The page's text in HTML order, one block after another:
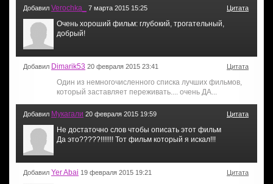
Добавил Verochka_ 7 марта 2015 15:25 Цитата
Очень хороший фильм: глубокий, трогательный,
добрый!
Добавил Dimarik53 20 февраля 2015 23:41 Цитата
Один из немногочисленного списка лучших фильмов,
который заставляет переживать.... очень ДА...
Добавил Мукагали 20 февраля 2015 19:59 Цитата
Не достаточно слов чтобы описать этот фильм
Да это?????!!!!!!! Тот фильм который я искал!!!
Добавил Yer Abai 19 февраля 2015 19:21 Цитата